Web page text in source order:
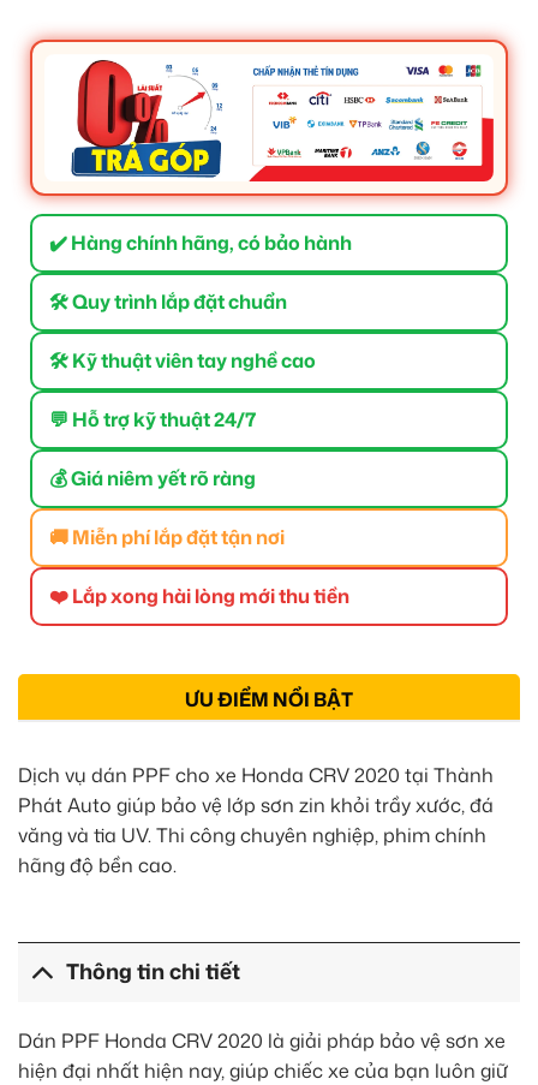
✔️ Hàng chính hãng, có bảo hành
🛠 Quy trình lắp đặt chuẩn
🛠 Kỹ thuật viên tay nghề cao
💬 Hỗ trợ kỹ thuật 24/7
💰 Giá niêm yết rõ ràng
🚚 Miễn phí lắp đặt tận nơi
❤️ Lắp xong hài lòng mới thu tiền
ƯU ĐIỂM NỔI BẬT
Dịch vụ dán PPF cho xe Honda CRV 2020 tại Thành
Phát Auto giúp bảo vệ lớp sơn zin khỏi trầy xước, đá
văng và tia UV. Thi công chuyên nghiệp, phim chính
hãng độ bền cao.
Thông tin chi tiết
Dán PPF Honda CRV 2020 là giải pháp bảo vệ sơn xe
hiện đại nhất hiện nay, giúp chiếc xe của bạn luôn giữ